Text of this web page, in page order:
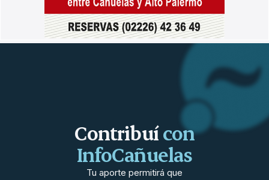
Contribuícon
InfoCañuelas
Tu aporte permitirá que